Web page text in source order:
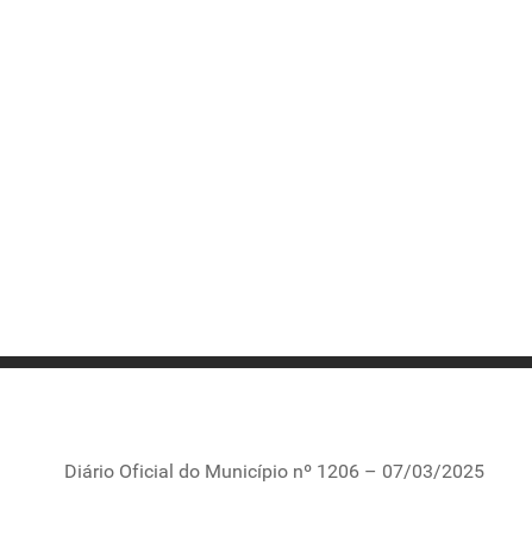
Diário Oficial do Município nº 1206 – 07/03/2025